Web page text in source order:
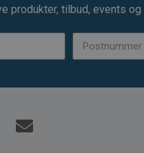
produkter, tilbud, events og